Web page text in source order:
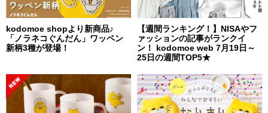
kodomoe shopより新商品♪
「ノラネコぐんだん」ワッペン
新柄3種が登場！
【週間ランキング！】NISAやフ
ァッションの記事がランクイ
ン！ kodomoe web 7月19日～
25日の週間TOP5★